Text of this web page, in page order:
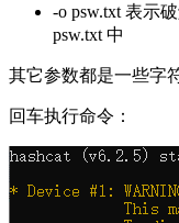
-o psw.txt 表示
psw.txt 中
其它参数都是一些字
回车执行命令：